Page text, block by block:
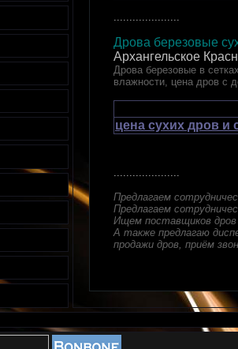
.....................
Дрова березовые
Архангельское
Дрова березовые в
влажности, цена дров с
цена сухих дров и
.....................
Предлагаем
Предлагаем
Ищем поставщиков дров
А также предлагаю
продажи дров, приём